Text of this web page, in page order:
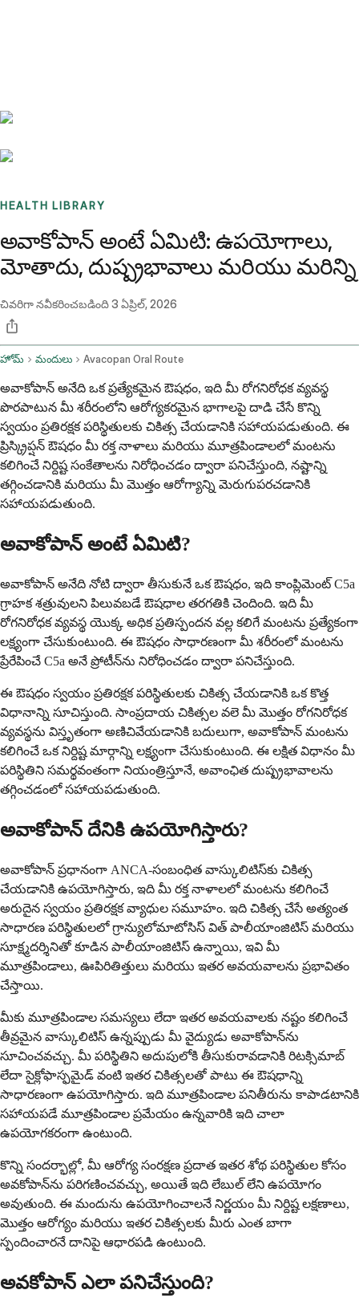
HEALTH LIBRARY
అవాకోపాన్ అంటే ఏమిటి: ఉపయోగాలు,
మోతాదు, దుష్ప్రభావాలు మరియు మరిన్ని
చివరిగా నవీకరించబడింది3 ఏప్రిల్, 2026
హోమ్ మందులు Avacopan Oral Route
అవాకోపాన్ అనేది ఒక ప్రత్యేకమైన ఔషధం, ఇది మీ రోగనిరోధక వ్యవస్థ
పొరపాటున మీ శరీరంలోని ఆరోగ్యకరమైన భాగాలపై దాడి చేసే కొన్ని
స్వయం ప్రతిరక్షక పరిస్థితులకు చికిత్స చేయడానికి సహాయపడుతుంది. ఈ
ప్రిస్క్రిప్షన్ ఔషధం మీ రక్త నాళాలు మరియు మూత్రపిండాలలో మంటను
కలిగించే నిర్దిష్ట సంకేతాలను నిరోధించడం ద్వారా పనిచేస్తుంది, నష్టాన్ని
తగ్గించడానికి మరియు మీ మొత్తం ఆరోగ్యాన్ని మెరుగుపరచడానికి
సహాయపడుతుంది.
అవాకోపాన్ అంటే ఏమిటి?
అవాకోపాన్ అనేది నోటి ద్వారా తీసుకునే ఒక ఔషధం, ఇది కాంప్లిమెంట్ C5a
గ్రాహక శత్రువులని పిలువబడే ఔషధాల తరగతికి చెందింది. ఇది మీ
రోగనిరోధక వ్యవస్థ యొక్క అధిక ప్రతిస్పందన వల్ల కలిగే మంటను ప్రత్యేకంగా
లక్ష్యంగా చేసుకుంటుంది. ఈ ఔషధం సాధారణంగా మీ శరీరంలో మంటను
ప్రేరేపించే C5a అనే ప్రోటీన్‌ను నిరోధించడం ద్వారా పనిచేస్తుంది.
ఈ ఔషధం స్వయం ప్రతిరక్షక పరిస్థితులకు చికిత్స చేయడానికి ఒక కొత్త
విధానాన్ని సూచిస్తుంది. సాంప్రదాయ చికిత్సల వలె మీ మొత్తం రోగనిరోధక
వ్యవస్థను విస్తృతంగా అణిచివేయడానికి బదులుగా, అవాకోపాన్ మంటను
కలిగించే ఒక నిర్దిష్ట మార్గాన్ని లక్ష్యంగా చేసుకుంటుంది. ఈ లక్షిత విధానం మీ
పరిస్థితిని సమర్థవంతంగా నియంత్రిస్తూనే, అవాంఛిత దుష్ప్రభావాలను
తగ్గించడంలో సహాయపడుతుంది.
అవాకోపాన్ దేనికి ఉపయోగిస్తారు?
అవాకోపాన్ ప్రధానంగా ANCA-సంబంధిత వాస్కులిటిస్‌కు చికిత్స
చేయడానికి ఉపయోగిస్తారు, ఇది మీ రక్త నాళాలలో మంటను కలిగించే
అరుదైన స్వయం ప్రతిరక్షక వ్యాధుల సమూహం. ఇది చికిత్స చేసే అత్యంత
సాధారణ పరిస్థితులలో గ్రాన్యులోమాటోసిస్ విత్ పాలీయాంజిటిస్ మరియు
సూక్ష్మదర్శినితో కూడిన పాలీయాంజిటిస్ ఉన్నాయి, ఇవి మీ
మూత్రపిండాలు, ఊపిరితిత్తులు మరియు ఇతర అవయవాలను ప్రభావితం
చేస్తాయి.
మీకు మూత్రపిండాల సమస్యలు లేదా ఇతర అవయవాలకు నష్టం కలిగించే
తీవ్రమైన వాస్కులిటిస్ ఉన్నప్పుడు మీ వైద్యుడు అవాకోపాన్‌ను
సూచించవచ్చు. మీ పరిస్థితిని అదుపులోకి తీసుకురావడానికి రిటక్సిమాబ్
లేదా సైక్లోఫాస్ఫమైడ్ వంటి ఇతర చికిత్సలతో పాటు ఈ ఔషధాన్ని
సాధారణంగా ఉపయోగిస్తారు. ఇది మూత్రపిండాల పనితీరును కాపాడటానికి
సహాయపడే మూత్రపిండాల ప్రమేయం ఉన్నవారికి ఇది చాలా
ఉపయోగకరంగా ఉంటుంది.
కొన్ని సందర్భాల్లో, మీ ఆరోగ్య సంరక్షణ ప్రదాత ఇతర శోథ పరిస్థితుల కోసం
అవకోపాన్‌ను పరిగణించవచ్చు, అయితే ఇది లేబుల్ లేని ఉపయోగం
అవుతుంది. ఈ మందును ఉపయోగించాలనే నిర్ణయం మీ నిర్దిష్ట లక్షణాలు,
మొత్తం ఆరోగ్యం మరియు ఇతర చికిత్సలకు మీరు ఎంత బాగా
స్పందించారనే దానిపై ఆధారపడి ఉంటుంది.
అవకోపాన్ ఎలా పనిచేస్తుంది?